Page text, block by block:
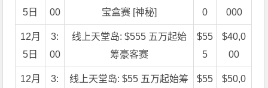
5日
00
宝盒赛 [神秘]
0
000
12月
5日
3:
00
线上天堂岛: $555 五万起始
筹豪客赛
$55
5
$40,0
00
12月
3:
线上天堂岛: $55 五万起始筹
$55
$50,0